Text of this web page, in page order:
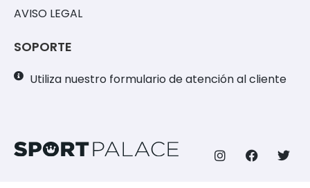
AVISO LEGAL
SOPORTE
Utiliza nuestro formulario de atención al cliente